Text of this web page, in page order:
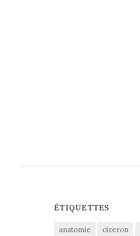
ÉTIQUETTES
anatomie cizeron